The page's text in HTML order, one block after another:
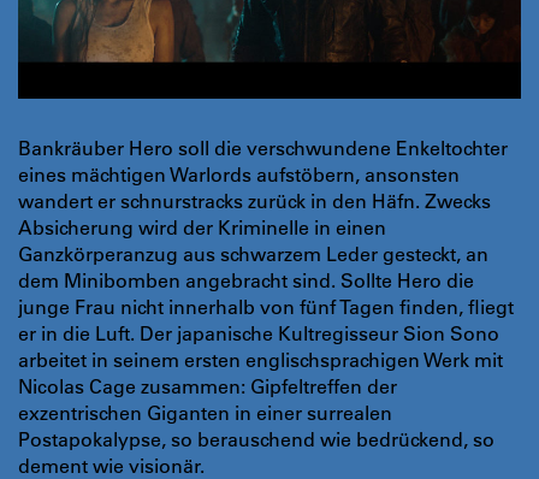
Bankräuber Hero soll die verschwundene Enkeltochter
eines mächtigen Warlords aufstöbern, ansonsten
wandert er schnurstracks zurück in den Häfn. Zwecks
Absicherung wird der Kriminelle in einen
Ganzkörperanzug aus schwarzem Leder gesteckt, an
dem Minibomben angebracht sind. Sollte Hero die
junge Frau nicht innerhalb von fünf Tagen finden, fliegt
er in die Luft. Der japanische Kultregisseur Sion Sono
arbeitet in seinem ersten englischsprachigen Werk mit
Nicolas Cage zusammen: Gipfeltreffen der
exzentrischen Giganten in einer surrealen
Postapokalypse, so berauschend wie bedrückend, so
dement wie visionär.